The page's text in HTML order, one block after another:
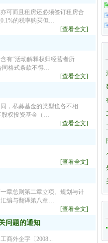
可而且租房还必须签订租房合
的税率购买但…
[查看全文]
有“活动解释权归经营者所
同格式条款不得…
[查看全文]
，私募基金的类型也各不相
股权投资基金（…
[查看全文]
[查看全文]
章总则第二章立项、规划与计
汇编与翻译第八章…
[查看全文]
问题的通知
商外企字〔2008...